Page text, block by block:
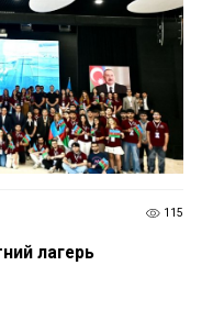
115
лагерь